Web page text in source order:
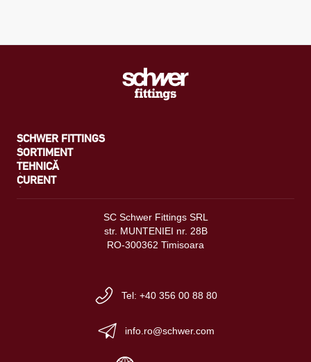
SCHWER FITTINGS
SORTIMENT
TEHNICĂ
CURENT
SC Schwer Fittings SRL
str. MUNTENIEI nr. 28B
RO-300362 Timisoara
Tel: +40 356 00 88 80
info.ro@schwer.com